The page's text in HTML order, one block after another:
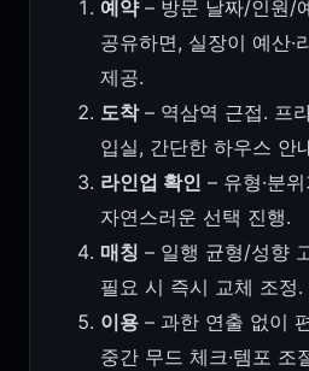
예약– 방문 날짜/인원/
공유하면, 실장이 예산·
제공.
도착– 역삼역 근접. 프
입실, 간단한 하우스 안
라인업 확인 – 유형·분
자연스러운 선택 진행.
매칭 – 일행 균형/성향
필요 시 즉시 교체 조정.
이용 – 과한 연출 없이
중간 무드 체크·템포 조